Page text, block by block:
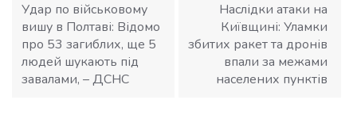
Удар по військовому
вишу в Полтаві: Відомо
про 53 загиблих, ще 5
людей шукають під
завалами, – ДСНС
Наслідки атаки на
Київщині: Уламки
збитих ракет та дронів
впали за межами
населених пунктів